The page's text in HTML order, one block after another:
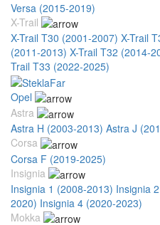
Versa (2015-2019)
X-Trail
X-Trail T30 (2001-2007) X-Trail
(2011-2013) X-Trail T32 (2014-
Trail T33 (2022-2025)
Opel
Astra
Astra H (2003-2013) Astra J
Corsa
Corsa F (2019-2025)
Insignia
Insignia 1 (2008-2013) Insignia
2020) Insignia 4 (2020-2023)
Mokka